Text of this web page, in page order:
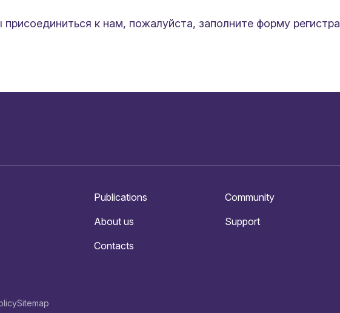
к нам, пожалуйста, заполните форму
Publications
Community
About us
Support
Contacts
Sitemap